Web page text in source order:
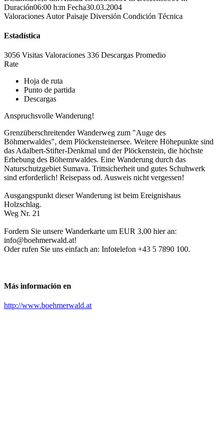
Duración06:00 h:m Fecha30.03.2004
Valoraciones Autor Paisaje Diversión Condición Técnica
Estadística
3056 Visitas Valoraciones 336 Descargas Promedio
Rate
Hoja de ruta
Punto de partida
Descargas
Anspruchsvolle Wanderung!
Grenzüberschreitender Wanderweg zum "Auge des
Böhmerwaldes", dem Plöckensteinersee. Weitere Höhepunkte sind
das Adalbert-Stifter-Denkmal und der Plöckenstein, die höchste
Erhebung des Böhemrwaldes. Eine Wanderung durch das
Naturschutzgebiet Sumava. Trittsicherheit und gutes Schuhwerk
sind erforderlich! Reisepass od. Ausweis nicht vergessen!
Ausgangspunkt dieser Wanderung ist beim Ereignishaus
Holzschlag.
Weg Nr. 21
Fordern Sie unsere Wanderkarte um EUR 3,00 hier an:
info@boehmerwald.at!
Oder rufen Sie uns einfach an: Infotelefon +43 5 7890 100.
Más información en
http://www.boehmerwald.at